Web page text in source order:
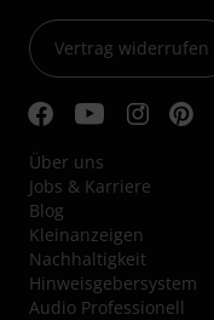
Vertrag widerrufen
Über uns
Jobs & Karriere
Blog
Kleinanzeigen
Nachhaltigkeit
Hinweisgebersystem
Audio Professionell